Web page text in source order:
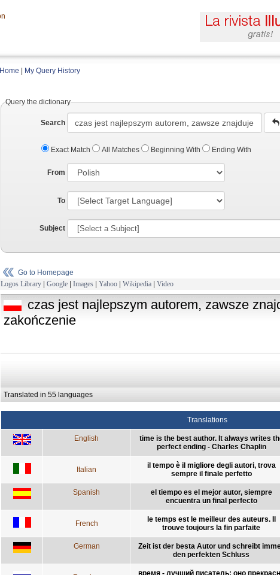
Home My Query History
Query the dictionary
Search
Exact Match All Matches Beginning With Ending With
From
To
Subject
Go to Homepage
Logos Library | Google | Images | Yahoo | Wikipedia | Video
czas jest najlepszym autorem, zawsze
zakończenie
Translated in 55 languages
Translations
English
time is the best author. It always writes
perfect ending - Charles Chaplin
Italian
il tempo è il migliore degli autori, trova
sempre il finale perfetto
Spanish
el tiempo es el mejor autor, siempre
encuentra un final perfecto
French
le temps est le meilleur des auteurs. Il
trouve toujours la fin parfaite
German
Zeit ist der besta Autor und schreibt
den perfekten Schluss
время - лучший писатель: оно